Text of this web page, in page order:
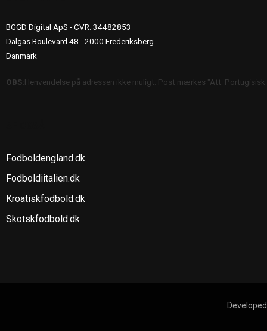
BGGD Digital ApS - CVR: 34482853
Dalgas Boulevard 48 - 2000 Frederiksberg
Danmark
OBS:Henvendelse på adressen ikke muligt. Post mærkes "Att:
Fodboldengland.dk
Fodboldiitalien.dk
Kroatiskfodbold.dk
Skotskfodbold.dk